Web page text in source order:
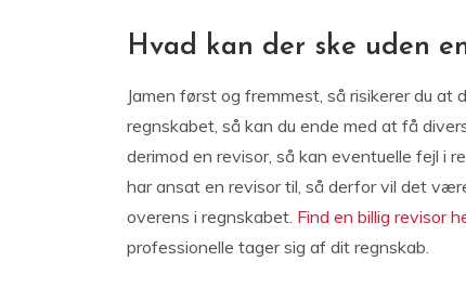
Hvad kan der ske uden
Jamen først og fremmest, så risikerer du
regnskabet, så kan du ende med at få
derimod en revisor, så kan eventuelle fejl i
har ansat en revisor til, så derfor vil det
overens i regnskabet. Find en billig revisor
professionelle tager sig af dit regnskab.